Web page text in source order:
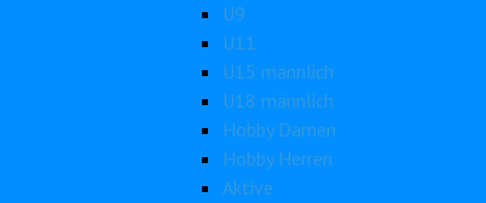
U9
U11
U15 männlich
U18 männlich
Hobby Damen
Hobby Herren
Aktive